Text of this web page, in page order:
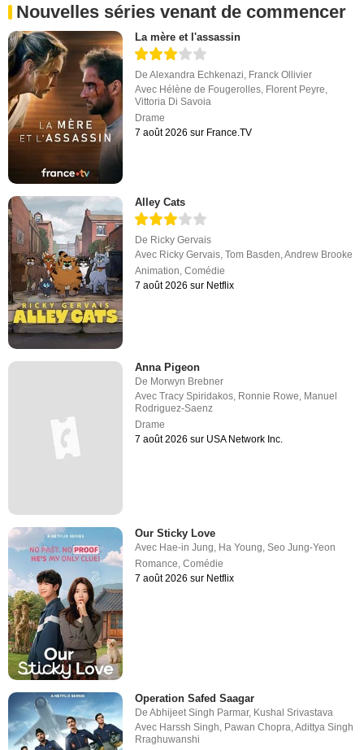
Nouvelles séries venant de commencer
La mère et l'assassin
DeAlexandra Echkenazi Franck Ollivier
Avec Hélène de Fougerolles Florent Peyre
Vittoria Di Savoia
Drame
7 août 2026 sur France.TV
Alley Cats
De Ricky Gervais
Avec Ricky Gervais,Tom Basden,Andrew Brooke
Animation,Comédie
7 août 2026 sur Netflix
Anna Pigeon
De Morwyn Brebner
AvecTracy Spiridakos, Ronnie Rowe, Manuel
Rodriguez-Saenz
Drame
7 août 2026 sur USA Network Inc.
Our Sticky Love
Avec Hae-in Jung Ha Young ,Seo Jung-Yeon
Romance ,Comédie
7 août 2026 sur Netflix
Operation Safed Saagar
DeAbhijeet Singh Parmar, Kushal Srivastava
Avec Harssh Singh, Pawan Chopra,Adittya Singh
Rraghuwanshi